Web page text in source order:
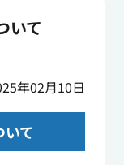
いて
年02月10日
て